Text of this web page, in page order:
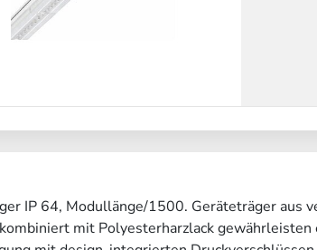
IP 64, Modullänge/1500. Geräteträger aus
mit Polyesterharzlack gewährleisten